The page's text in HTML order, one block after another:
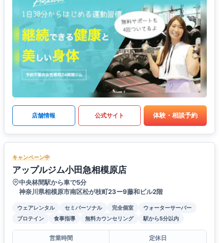
店舗情報 公式サイト 体験・相談予約
キャンペーン中
アップルジム小田急相模原店
中央林間駅から車で5分
神奈川県相模原市南区松が枝町23ー9藤和ビル2階
ウェアレンタル セミパーソナル 完全個室
ウォーターサーバー
プロテイン
食事指導 無料カウンセリング 駅から5分以内
営業時間
定休日